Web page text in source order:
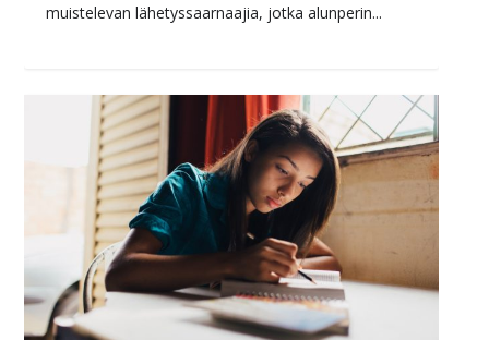
muistelevan lähetyssaarnaajia, jotka alunperin...